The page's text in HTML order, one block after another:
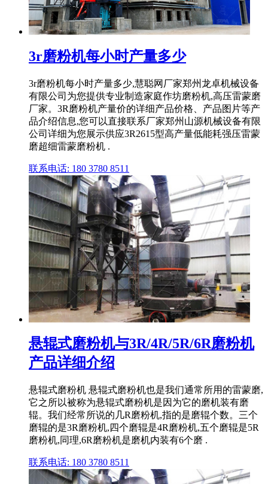
3r磨粉机每小时产量多少
3r磨粉机每小时产量多少,慧聪网厂家郑州龙卓机械设备
有限公司为您提供专业制造家庭作坊磨粉机,高压雷蒙磨
厂家。3R磨粉机产量价的详细产品价格、产品图片等产
品介绍信息,您可以直接联系厂家郑州山源机械设备有限
公司详细为您展示供应3R2615型高产量低能耗强压雷蒙
磨超细雷蒙磨粉机 .
联系电话: 180 3780 8511
悬辊式磨粉机与3R/4R/5R/6R磨粉机
产品详细介绍
悬辊式磨粉机 悬辊式磨粉机也是我们通常所用的雷蒙磨,
它之所以被称为悬辊式磨粉机是因为它的磨机装有磨
辊。我们经常所说的几R磨粉机,指的是磨辊个数。三个
磨辊的是3R磨粉机,四个磨辊是4R磨粉机,五个磨辊是5R
磨粉机,同理,6R磨粉机是磨机内装有6个磨 .
联系电话: 180 3780 8511